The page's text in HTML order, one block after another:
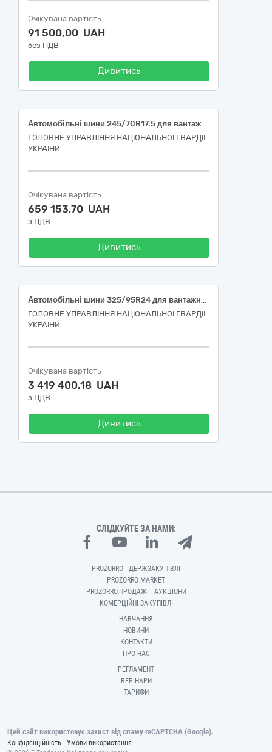
Очікувана вартість
91 500,00 UAH
без ПДВ
Дивитись
Автомобільні шини 245/70R17.5 для вантажного транспорту підвищеної вантажопідйомності (напівпричепа-тралу)
ГОЛОВНЕ УПРАВЛІННЯ НАЦІОНАЛЬНОЇ ГВАРДІЇ
УКРАЇНИ
Очікувана вартість
659 153,70 UAH
з ПДВ
Дивитись
Автомобільні шини 325/95R24 для вантажних автомобілів (сідельних тягачів)
ГОЛОВНЕ УПРАВЛІННЯ НАЦІОНАЛЬНОЇ ГВАРДІЇ
УКРАЇНИ
Очікувана вартість
3 419 400,18 UAH
з ПДВ
Дивитись
СЛІДКУЙТЕ ЗА НАМИ:
PROZORRO - ДЕРЖЗАКУПІВЛІ
PROZORRO MARKET
PROZORRO.ПРОДАЖІ - АУКЦІОНИ
КОМЕРЦІЙНІ ЗАКУПІВЛІ
НАВЧАННЯ
НОВИНИ
КОНТАКТИ
ПРО НАС
РЕГЛАМЕНТ
ВЕБІНАРИ
ТАРИФИ
Цей сайт використовує захист від спаму reCAPTCHA (Google).
Конфіденційність - Умови використання